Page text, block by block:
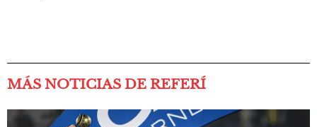
MÁS NOTICIAS DE REFERÍ